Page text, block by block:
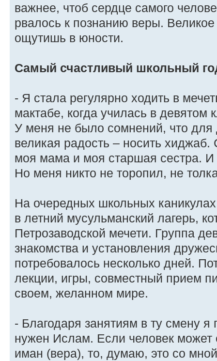
важнее, чтоб сердце самого
рвалось к познанию веры.
ощутишь в юности.
Самый счастливый школьный
- Я стала регулярно ходить в
мактабе, когда училась в девятом
У меня не было сомнений, что для
великая радость – носить хиджаб.
моя мама и моя старшая сестра. И
Но меня никто не торопил, не
На очередных школьных
в летний мусульманский лагерь,
Петрозаводской мечети. Группа
знакомства и установления
потребовалось несколько дней.
лекции, игры, совместный прием
своем, желанном мире.
- Благодаря занятиям в ту смену я
нужен Ислам. Если человек может
иман (вера), то, думаю, это со